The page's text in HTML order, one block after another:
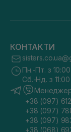
КОНТАКТИ
Пн.-Пт. з
Сб.-Нд. з
+38 (097)
+38 (097)
+38 (097)
+38 (068)